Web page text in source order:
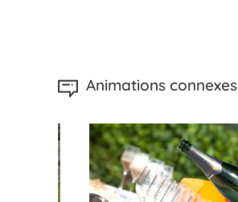
Animations connexes